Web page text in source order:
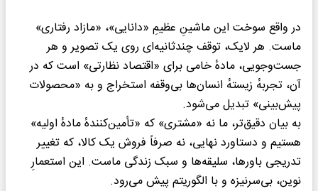
در واقع سوخت این ماشینِ عظیمِ «دانایی»، «مازاد رفتاری»
ماست. هر لایک، توقف چندثانیه‌ای روی یک تصویر و هر
جست‌وجویی، مادهٔ خامی برای «اقتصاد نظارتی» است که در
آن، تجربهٔ زیستهٔ انسان‌ها بی‌وقفه استخراج و به «محصولات
پیش‌بینی» تبدیل می‌شود.
به بیان دقیق‌تر، ما نه «مشتری» که «تأمین‌کنندهٔ مادهٔ اولیه»
هستیم و دستاورد نهایی، نه صرفاً فروش یک کالا، که تغییر
تدریجی باورها، سلیقه‌ها و سبک زندگی ماست. این استعمارِ
نوین، بی‌سرنیزه و با الگوریتم پیش می‌رود.